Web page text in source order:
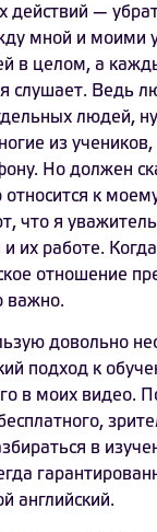
действий —
мной и моими
в целом, а
слушает. Ведь
людей,
из учеников,
Но должен
к
что я
и их работе.
отношение
важно.
довольно
подход к
в моих видео.
в
английский.